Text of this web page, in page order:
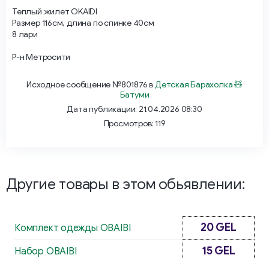
Теплый жилет OKAIDI
Размер 116см, длина по спинке 40см
8 лари
Р-н Метросити
Исходное сообщение №801876 вДетская Барахолка 🧸
Батуми
Дата публикации: 21.04.2026 08:30
Просмотров: 119
Другие товары в этом обьявлении:
Комплект одежды OBAIBI 20 GEL
Набор OBAIBI 15 GEL